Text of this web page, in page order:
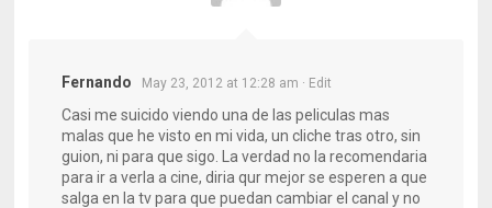
Fernando May 23, 2012 at 12:28 am · Edit
Casi me suicido viendo una de las peliculas mas
malas que he visto en mi vida, un cliche tras otro, sin
guion, ni para que sigo. La verdad no la recomendaria
para ir a verla a cine, diria qur mejor se esperen a que
salga en la tv para que puedan cambiar el canal y no